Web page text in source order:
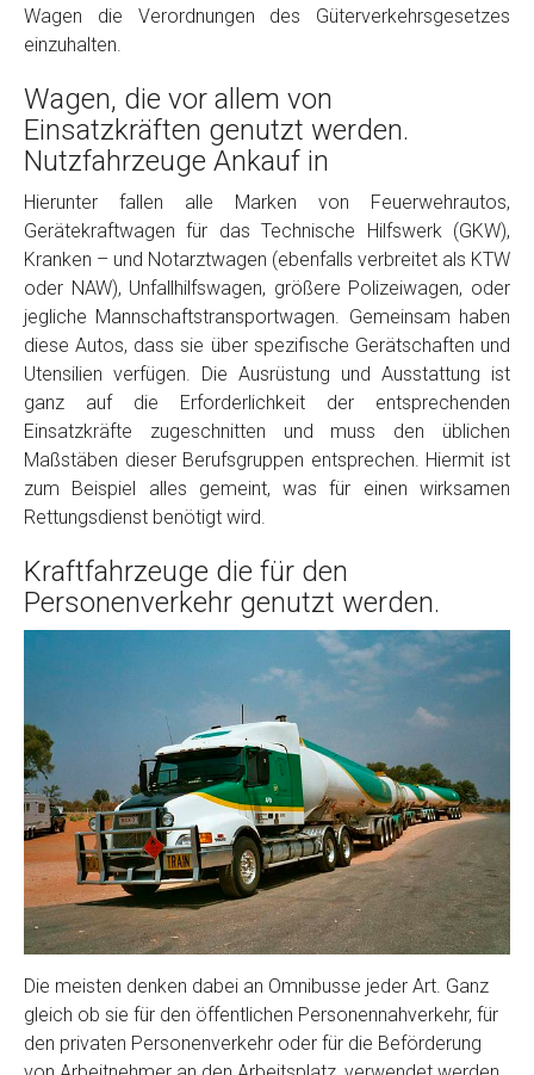
Fertig
Wie viel ist 10+2 ?
Wagen die Verordnungen des Güterverkehrsgesetzes
einzuhalten.
Wagen, die vor allem von
Einsatzkräften genutzt werden.
Nutzfahrzeuge Ankauf in
Hierunter fallen alle Marken von Feuerwehrautos,
Gerätekraftwagen für das Technische Hilfswerk (GKW),
Kranken – und Notarztwagen (ebenfalls verbreitet als KTW
oder NAW), Unfallhilfswagen, größere Polizeiwagen, oder
jegliche Mannschaftstransportwagen. Gemeinsam haben
diese Autos, dass sie über spezifische Gerätschaften und
Utensilien verfügen. Die Ausrüstung und Ausstattung ist
ganz auf die Erforderlichkeit der entsprechenden
Einsatzkräfte zugeschnitten und muss den üblichen
Maßstäben dieser Berufsgruppen entsprechen. Hiermit ist
zum Beispiel alles gemeint, was für einen wirksamen
Rettungsdienst benötigt wird.
Kraftfahrzeuge die für den
Personenverkehr genutzt werden.
Die meisten denken dabei an Omnibusse jeder Art. Ganz
gleich ob sie für den öffentlichen Personennahverkehr, für
den privaten Personenverkehr oder für die Beförderung